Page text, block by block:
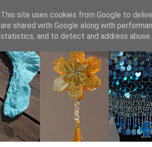
This site uses cookies from Google to
are shared with Google along with
statistics, and to detect and address abuse.